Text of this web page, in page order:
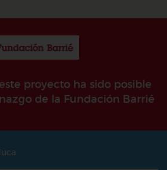
proyecto ha sido posible
de la Fundación Barrié